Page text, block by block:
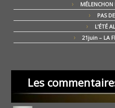
MÉLENCHON
PAS
L’ÉTÉ
21juin – LA
Les